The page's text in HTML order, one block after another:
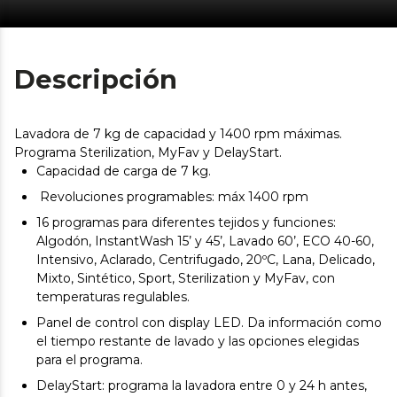
Descripción
Lavadora de 7 kg de capacidad y 1400 rpm máximas.
Programa Sterilization, MyFav y DelayStart.
Capacidad de carga de 7 kg.
Revoluciones programables: máx 1400 rpm
16 programas para diferentes tejidos y funciones:
Algodón, InstantWash 15’ y 45’, Lavado 60’, ECO 40-60,
Intensivo, Aclarado, Centrifugado, 20ºC, Lana, Delicado,
Mixto, Sintético, Sport, Sterilization y MyFav, con
temperaturas regulables.
Panel de control con display LED. Da información como
el tiempo restante de lavado y las opciones elegidas
para el programa.
DelayStart: programa la lavadora entre 0 y 24 h antes,